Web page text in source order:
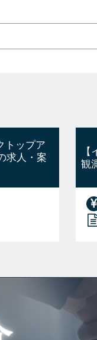
トップア
求人・案
観